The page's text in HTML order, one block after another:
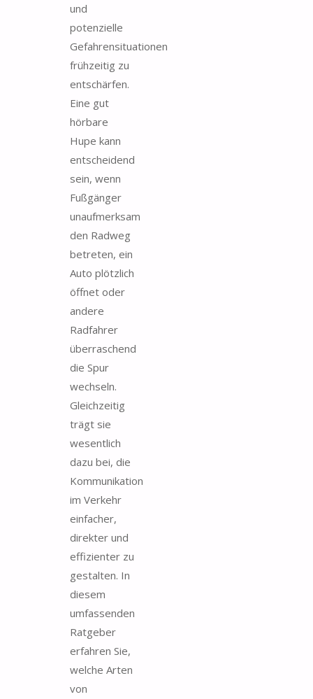
und
potenzielle
Gefahrensituationen
frühzeitig zu
entschärfen.
Eine gut
hörbare
Hupe kann
entscheidend
sein, wenn
Fußgänger
unaufmerksam
den Radweg
betreten, ein
Auto plötzlich
öffnet oder
andere
Radfahrer
überraschend
die Spur
wechseln.
Gleichzeitig
trägt sie
wesentlich
dazu bei, die
Kommunikation
im Verkehr
einfacher,
direkter und
effizienter zu
gestalten. In
diesem
umfassenden
Ratgeber
erfahren Sie,
welche Arten
von